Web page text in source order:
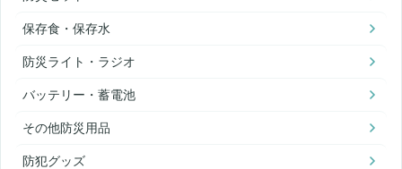
保存食・保存水
防災ライト・ラジオ
バッテリー・蓄電池
その他防災用品
防犯グッズ